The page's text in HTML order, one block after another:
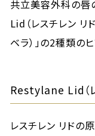
共立美容外科の唇
Lid（レスチレン リ
ベラ）」の2種類の
Restylane Lid（レ
レスチレン リドの